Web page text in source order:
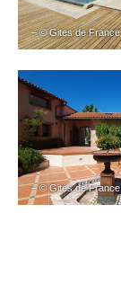
– © Gites de France
– © Gites de France